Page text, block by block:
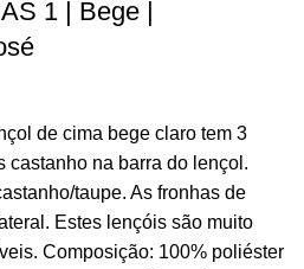
1 | Bege |
de cima bege claro tem 3
castanho na barra do lençol.
taupe. As fronhas de
Estes lençóis são muito
Composição: 100% poliéster